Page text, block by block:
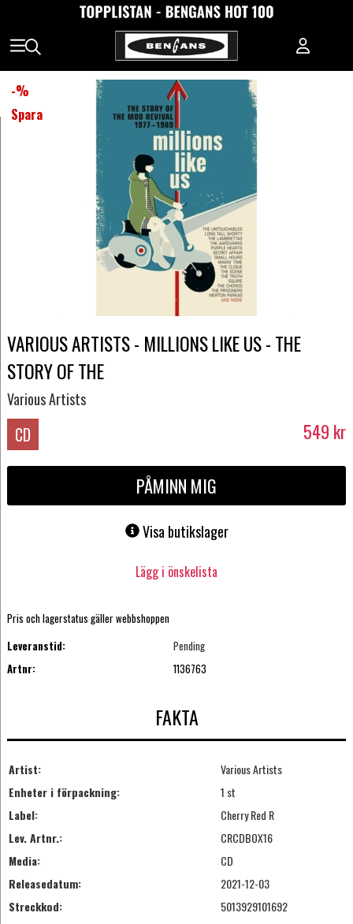
-%
Spara
VARIOUS ARTISTS - MILLIONS LIKE US - THE
STORY OF THE
Various Artists
CD 549 kr
PÅMINN MIG
Visa butikslager
Lägg i önskelista
Pris och lagerstatus gäller webbshoppen
Leveranstid:
Pending
Artnr:
1136763
FAKTA
Artist:
Various Artists
Enheter i förpackning:
1 st
Label:
Cherry Red R
Lev. Artnr.:
CRCDBOX16
Media:
CD
Releasedatum:
2021-12-03
Streckkod:
5013929101692